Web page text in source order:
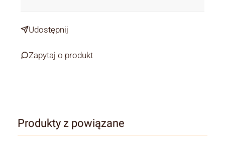
Udostępnij
Zapytaj o produkt
Produkty z powiązane